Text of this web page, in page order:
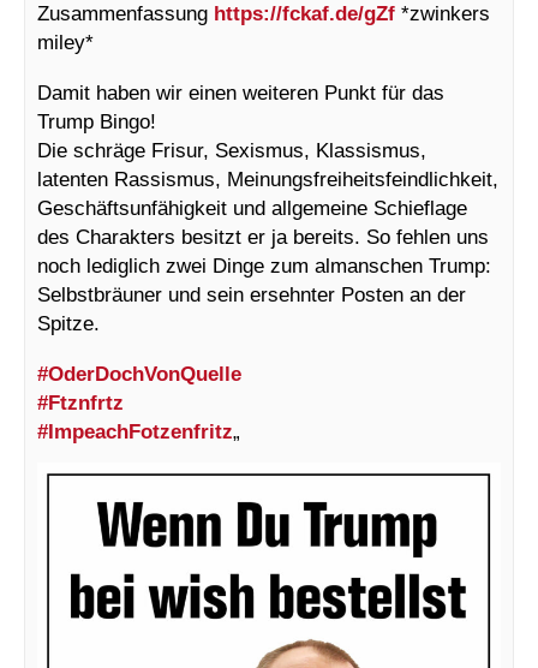
Zusammenfassung https://fckaf.de/gZf *zwinkers
miley*
Damit haben wir einen weiteren Punkt für das
Trump Bingo!
Die schräge Frisur, Sexismus, Klassismus,
latenten Rassismus, Meinungsfreiheitsfeindlichkeit,
Geschäftsunfähigkeit und allgemeine Schieflage
des Charakters besitzt er ja bereits. So fehlen uns
noch lediglich zwei Dinge zum almanschen Trump:
Selbstbräuner und sein ersehnter Posten an der
Spitze.
#OderDochVonQuelle
#Ftznfrtz
#ImpeachFotzenfritz„